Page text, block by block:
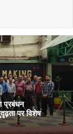
प्रबंधन
पर विशेष